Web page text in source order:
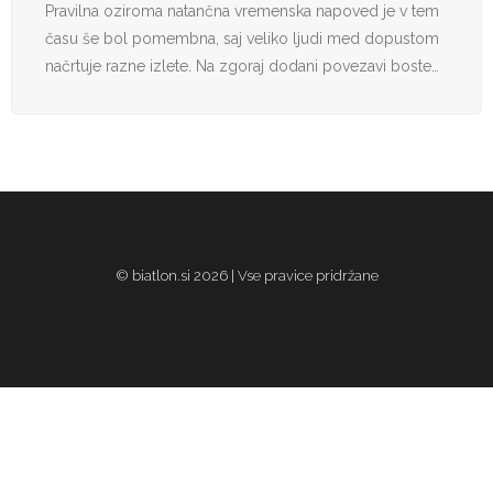
Pravilna oziroma natančna vremenska napoved je v tem
času še bol pomembna, saj veliko ljudi med dopustom
načrtuje razne izlete. Na zgoraj dodani povezavi boste…
© biatlon.si 2026 | Vse pravice pridržane